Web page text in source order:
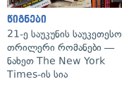
წიგნები
21-ე საუკუნის საუკეთესო
თრილერი რომანები —
ნახეთ The New York
Times-ის სია